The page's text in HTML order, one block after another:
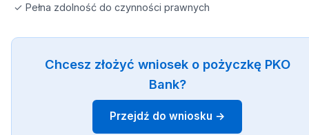
✓ Pełna zdolność do czynności prawnych
Chcesz złożyć wniosek o pożyczkę PKO
Bank?
Przejdź do wniosku →